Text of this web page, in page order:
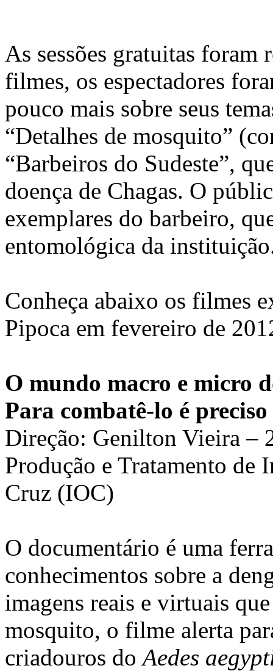
As sessões gratuitas foram
filmes, os espectadores
pouco mais sobre seus
“Detalhes de mosquito”
“Barbeiros do Sudeste”,
doença de Chagas. O
exemplares do barbeiro,
entomológica da
Conheça abaixo os filmes
Pipoca em fevereiro de
O mundo macro e micro
Para combatê-lo é preciso
Direção: Genilton Vieira –
Produção e Tratamento de
Cruz (IOC)
O documentário é uma
conhecimentos sobre a
imagens reais e virtuais
mosquito, o filme alerta
criadouros doAedes